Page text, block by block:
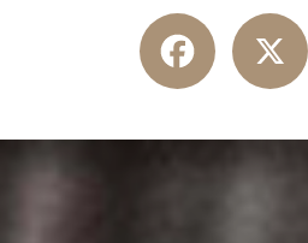
Facebook